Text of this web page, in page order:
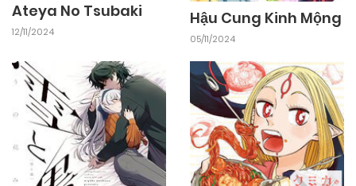
Ateya No Tsubaki
12/11/2024
Hậu Cung Kinh Mộng
05/11/2024